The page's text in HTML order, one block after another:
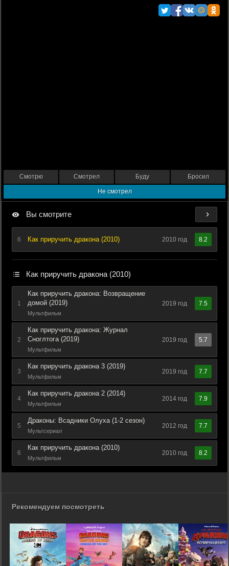
Смотрю Смотрел Буду Бросил
Не смотрел
Вы смотрите
6 Как приручить дракона (2010) 2010 год 8.2
Как приручить дракона (2010)
1
Как приручить дракона: Возвращение
домой (2019)
Мультфильм
2019 год 7.5
2
Как приручить дракона: Журнал
Сноглтога (2019)
Мультфильм
2019 год 5.7
3
Как приручить дракона 3 (2019)
Мультфильм
2019 год 7.7
4
Как приручить дракона 2 (2014)
Мультфильм
2014 год 7.9
5
Драконы: Всадники Олуха (1-2 сезон)
Мультсериал
2012 год 7.7
6
Как приручить дракона (2010)
Мультфильм
2010 год 8.2
Рекомендуем посмотреть